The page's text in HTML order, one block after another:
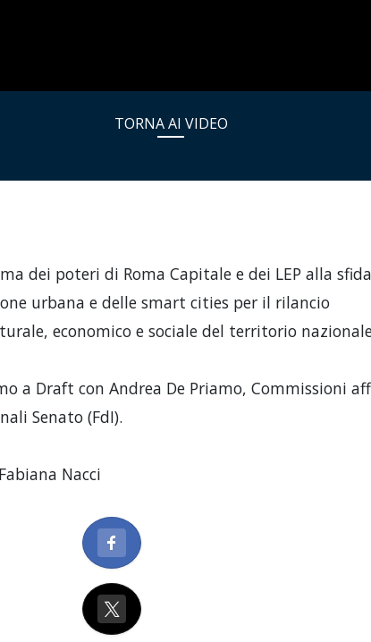
TORNA AI VIDEO
dei poteri di Roma Capitale e dei LEP alla
urbana e delle smart cities per il rilancio
economico e sociale del territorio
a Draft con Andrea De Priamo, Commissioni
Senato (FdI).
Nacci